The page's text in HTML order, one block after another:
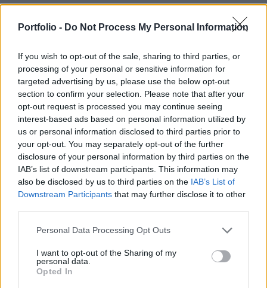
Portfolio - Do Not Process My Personal Information
If you wish to opt-out of the sale, sharing to third parties, or
processing of your personal or sensitive information for
targeted advertising by us, please use the below opt-out
section to confirm your selection. Please note that after your
opt-out request is processed you may continue seeing
interest-based ads based on personal information utilized by
us or personal information disclosed to third parties prior to
your opt-out. You may separately opt-out of the further
disclosure of your personal information by third parties on the
IAB’s list of downstream participants. This information may
also be disclosed by us to third parties on the IAB’s List of
Downstream Participants that may further disclose it to other
Personal Data Processing Opt Outs
I want to opt-out of the Sharing of my
personal data.
Opted In
Az ország kilencedik legnagyobb bankjaként zárja
az idei évet a Gránit Bank, amelynek ezt a piaci
átlagot messze meghaladó növekedéssel sikerült
elérnie, és ma már a Diófa Alapkezelővel és az
Equilor Befektetési Zrt.-vel együtt egy
bankcsoportot alkot. Hegedüs Éva elnök-
vezérigazgatót a hitelpiaci kihívások és
innovációk mellett a digitális működés előnyeiről
és következményeiről, sőt, a további akvizíciós
Future of Finance 2026Szeptember 23-án lesz a Portfolio
pénzügyek jövője, érdemes eljönni.Információ és
jelentkezésPortfolio: Milyen évet zár a Gránit Bank?